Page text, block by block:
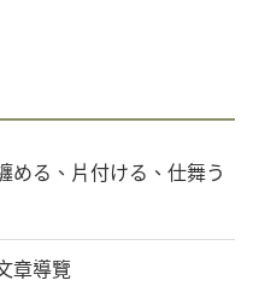
める、片付ける、仕舞う
章導覽